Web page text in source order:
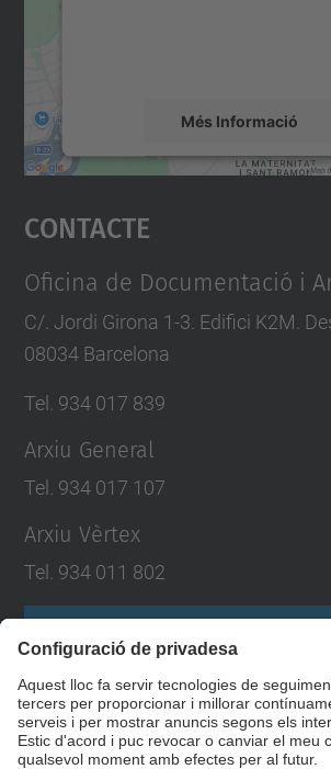
Més Informació
Accepta
powered by
Contacte
Oficina de Documentació i
C/. Jordi Girona 1-3. Edifici K2M.
08034 Barcelona
Tel. 934 017 839
Arxiu General
Tel. 934 017 107
Arxiu Vèrtex
Tel. 934 011 802
Formulari de contacte
Llista Xarxes Socials